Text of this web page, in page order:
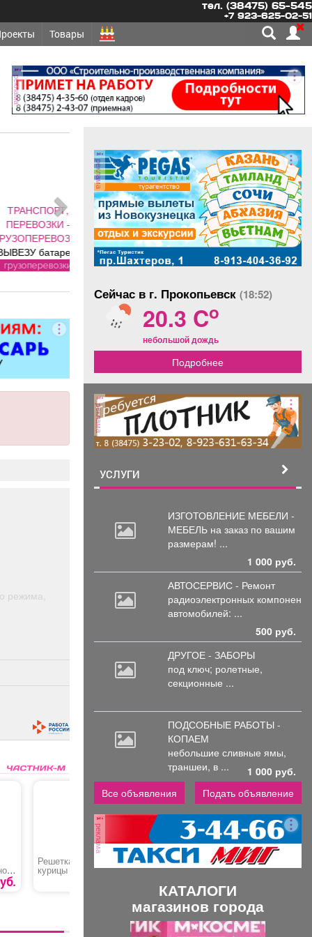
тел. (38475) 65-545
+7 923-625-02-51
Товары
реклама
-
печки,
режима,
Решетка гриль для
курицы
Грунт Азалия «Сад
Чудес»
реклама
Сейчас в г. Прокопьевск (18:52)
20.3 Co
небольшой дождь
Подробнее
реклама
УСЛУГИ
ИЗГОТОВЛЕНИЕ МЕБЕЛИ -
МЕБЕЛЬ на заказ по вашим
размерам! ...
1 000 руб.
АВТОСЕРВИС - Ремонт
радиоэлектронных
автомобилей: ...
500 руб.
ДРУГОЕ - ЗАБОРЫ
под ключ; ролетные,
секционные ...
ПОДСОБНЫЕ РАБОТЫ -
КОПАЕМ
небольшие сливные ямы,
траншеи, в ...
1 000 руб.
Все объявления
Подать объявление
реклама
КАТАЛОГИ
магазинов города